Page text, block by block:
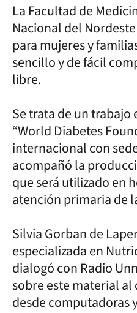
La Facultad de
Nacional del
para mujeres y
sencillo y de fácil
libre.
Se trata de un
“World Diabetes
internacional con
acompañó la
que será utilizado en
atención primaria de
Silvia Gorban de
especializada en
dialogó con Radio
sobre este material al
desde computadoras